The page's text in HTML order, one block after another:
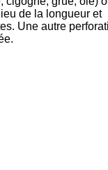
de la longueur et
Une autre